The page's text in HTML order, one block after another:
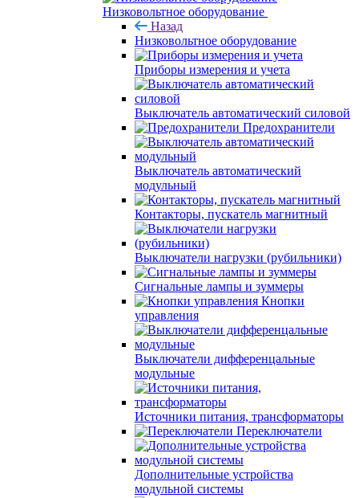
Низковольтное оборудование
Назад
Низковольтное оборудование
Приборы измерения и учета
Выключатель автоматический силовой
Предохранители
Выключатель автоматический
модульный
Контакторы, пускатель магнитный
Выключатели нагрузки (рубильники)
Сигнальные лампы и зуммеры
Кнопки
управления
Выключатели дифференцальные
модульные
Источники питания, трансформаторы
Переключатели
Дополнительные устройства
модульной системы